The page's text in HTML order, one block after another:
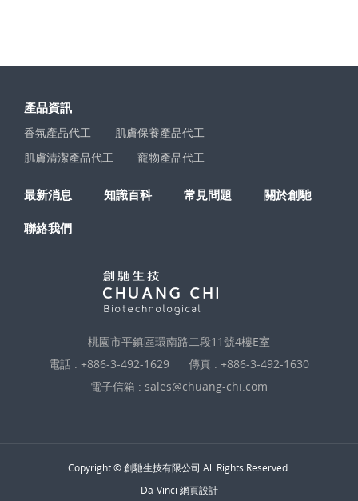
產品資訊
香氛產品代工
肌膚保養產品代工
肌膚清潔產品代工
寵物產品代工
最新消息 知識百科 常見問題 關於創馳
聯絡我們
桃園市平鎮區環南路二段11號4樓E室
電話 : +886-3-492-1629
傳真 : +886-3-492-1630
電子信箱 : sales@chuang-chi.com
Copyright © 創馳生技有限公司 All Rights Reserved.
Da-Vinci 網頁設計